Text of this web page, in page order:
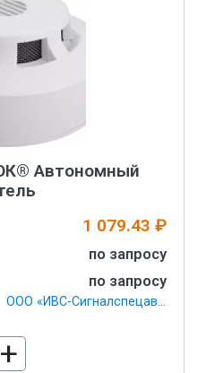
Автономный
1 079.43 ₽
по запросу
по запросу
+